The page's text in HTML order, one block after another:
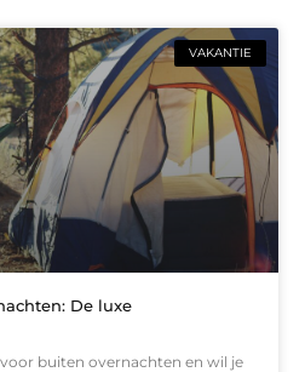
VAKANTIE
De luxe
buiten overnachten en wil je